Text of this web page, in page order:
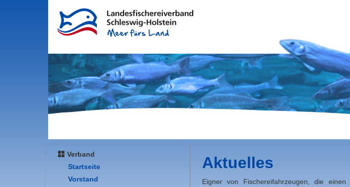
Verband
Startseite
Vorstand
Aktuelles
Eigner von Fischereifahrzeugen, die einen